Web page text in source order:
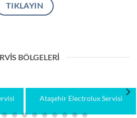
TIKLAYIN
BÖLGELERI